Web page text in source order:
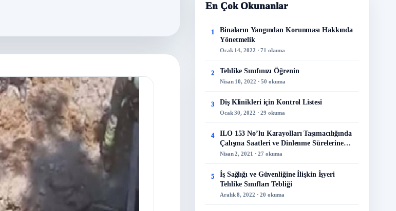
En Çok Okunanlar
1
Binaların Yangından Korunması Hakkında
Yönetmelik
Ocak 14, 2022 · 71 okuma
2 Tehlike Sınıfınızı Öğrenin
Nisan 10, 2022 · 50 okuma
3 Diş Klinikleri için Kontrol Listesi
Ocak 30, 2022 · 29 okuma
4
ILO 153 No’lu Karayolları Taşımacılığında
Çalışma Saatleri ve Dinlenme Sürelerine
İlişkin Sözleşme
Nisan 2, 2021 · 27 okuma
5
İş Sağlığı ve Güvenliğine İlişkin İşyeri
Tehlike Sınıfları Tebliği
Aralık 8, 2022 · 20 okuma